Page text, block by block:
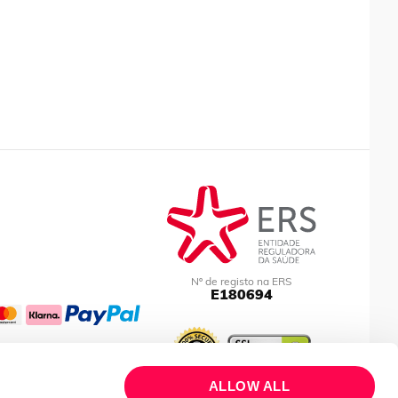
ALLOW ALL
Nº de registo na ERS
E180694